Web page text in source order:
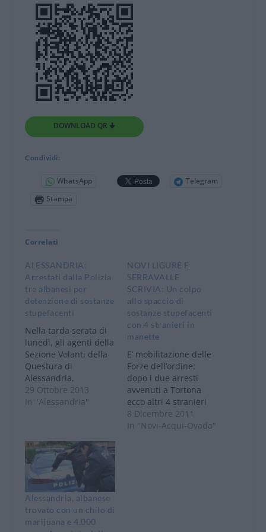
DOWNLOAD QR 🠋
Condividi:
WhatsApp
Telegram
Stampa
Correlati
ALESSANDRIA:
Arrestati dalla Polizia
tre albanesi per
detenzione di sostanze
stupefacenti
Nella tarda serata di
lunedì, gli agenti della
Sezione Volanti della
Questura di
Alessandria,
supportati
nell’occasione da
individuato un’auto
sospetta in strada
Pavia. sulla quale
viaggiavano tre
cittadini albanesi. Nel
croso del controllo gli
operatori rilevavano
29 Ottobre 2013
In "Alessandria"
NOVI LIGURE E
SERRAVALLE
SCRIVIA: Un colpo
allo spaccio di
sostanze stupefacenti
con 4 stranieri in
manette
E’ mobilitazione delle
Forze dell’ordine:
dopo i due arresti
avvenuti a Tortona
ecco altri 4 stranieri
nei guai, arrestati a
Novi Ligure e
8 Dicembre 2011
In "Novi-Acqui-Ovada"
Alessandria, albanese
trovato con un chilo di
marijuana e 4.000